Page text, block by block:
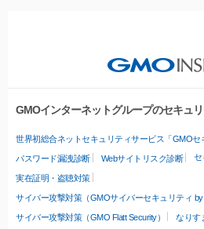
GMOインターネットグループのセキュ
世界初総合ネットセキュリティサービス「GMOセ
パスワード漏洩診断 Webサイトリスク診断 セ
実在証明・盗聴対策
サイバー攻撃対策（GMOサイバーセキュリティ by
サイバー攻撃対策（GMO Flatt Security）
なりす